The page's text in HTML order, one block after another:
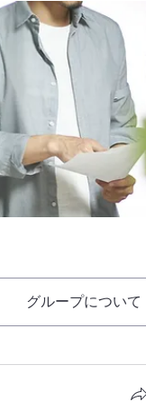
グループについて